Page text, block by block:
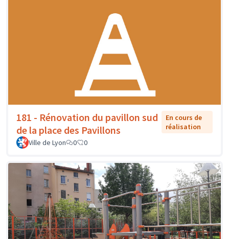
181 - Rénovation du pavillon sud
de la place des Pavillons
En cours de
réalisation
Ville de Lyon
0 0